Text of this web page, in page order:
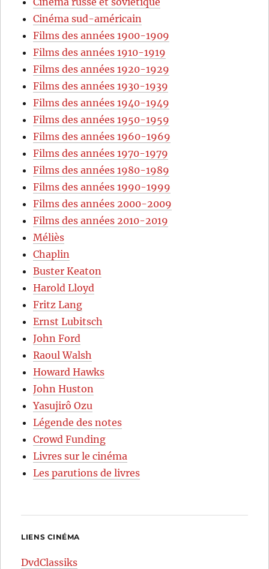
Cinéma sud-américain
Films des années 1900-1909
Films des années 1910-1919
Films des années 1920-1929
Films des années 1930-1939
Films des années 1940-1949
Films des années 1950-1959
Films des années 1960-1969
Films des années 1970-1979
Films des années 1980-1989
Films des années 1990-1999
Films des années 2000-2009
Films des années 2010-2019
Méliès
Chaplin
Buster Keaton
Harold Lloyd
Fritz Lang
Ernst Lubitsch
John Ford
Raoul Walsh
Howard Hawks
John Huston
Yasujirô Ozu
Légende des notes
Crowd Funding
Livres sur le cinéma
Les parutions de livres
LIENS CINÉMA
DvdClassiks